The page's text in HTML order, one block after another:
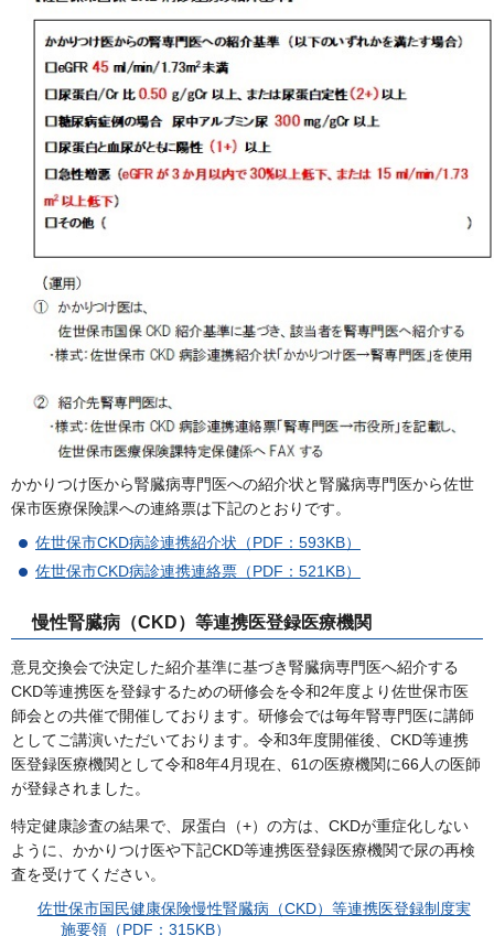
かかりつけ医から腎臓病専門医への紹介状と腎臓病専門医から佐世
保市医療保険課への連絡票は下記のとおりです。
佐世保市CKD病診連携紹介状（PDF：593KB）
佐世保市CKD病診連携連絡票（PDF：521KB）
慢性腎臓病（CKD）等連携医登録医療機関
意見交換会で決定した紹介基準に基づき腎臓病専門医へ紹介する
CKD等連携医を登録するための研修会を令和2年度より佐世保市医
師会との共催で開催しております。研修会では毎年腎専門医に講師
としてご講演いただいております。令和3年度開催後、CKD等連携
医登録医療機関として令和8年4月現在、61の医療機関に66人の医師
が登録されました。
特定健康診査の結果で、尿蛋白（+）の方は、CKDが重症化しない
ように、かかりつけ医や下記CKD等連携医登録医療機関で尿の再検
査を受けてください。
佐世保市国民健康保険慢性腎臓病（CKD）等連携医登録制度実
施要領（PDF：315KB）